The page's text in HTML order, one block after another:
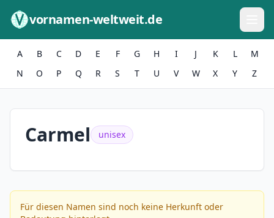
vornamen-weltweit.de
A B C D E F G H I J K L
M
N
O P Q R S T U V W X Y Z
Carmel unisex
Für diesen Namen sind noch keine Herkunft oder